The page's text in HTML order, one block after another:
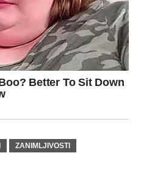
ZANIMLJIVOSTI